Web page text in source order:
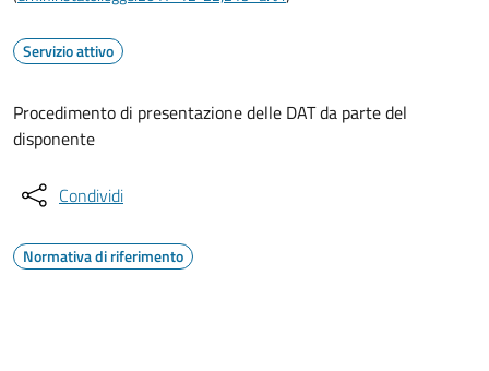
Servizio attivo
Procedimento di presentazione delle DAT da parte del
disponente
Condividi
Normativa di riferimento